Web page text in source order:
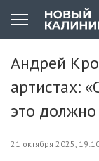
Андрей
артистах:
это
21 октября 2025,